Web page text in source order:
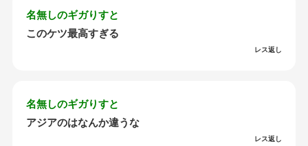
名無しのギガりすと
このケツ最高すぎる
レス返し
名無しのギガりすと
アジアのはなんか違うな
レス返し